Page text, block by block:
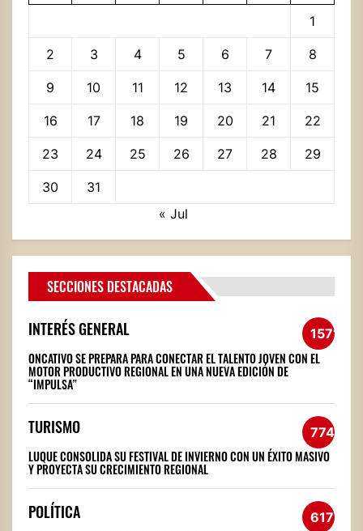
1
2 3 4 5 6 7 8
9 10 11 12 13 14 15
16 17 18 19 20 21 22
23 24 25 26 27 28 29
30
31
« Jul
SECCIONES DESTACADAS
INTERÉS GENERAL 1571
ONCATIVO SE PREPARA PARA CONECTAR EL TALENTO JOVEN CON EL
MOTOR PRODUCTIVO REGIONAL EN UNA NUEVA EDICIÓN DE
“IMPULSA”
TURISMO 774
LUQUE CONSOLIDA SU FESTIVAL DE INVIERNO CON UN ÉXITO MASIVO
Y PROYECTA SU CRECIMIENTO REGIONAL
POLÍTICA 617